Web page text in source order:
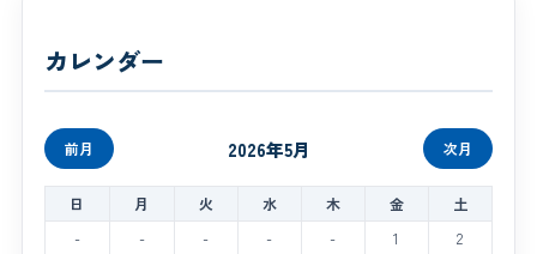
カレンダー
前月 2026年5月 次月
日 月 火 水 木 金
土
-
- - - - 1 2